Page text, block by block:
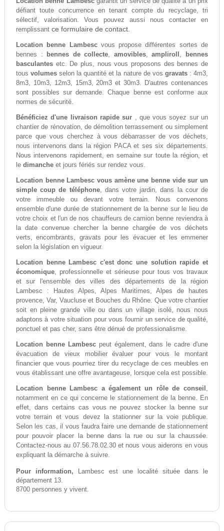
défiant toute concurrence en tenant compte du recyclage, tri
sélectif, valorisation. Vous pouvez aussi nous contacter en
remplissant ce formulaire de contact.
Location benne Lambescvous propose différentes sortes de
bennes :
bennes de collecte, amovibles,ampliroll ,
bennes
basculantesetc. De plus, nous vous proposons des bennes de
tousvolumes selon la quantité et la nature de vos gravats: 4m3,
8m3, 10m3, 12m3, 15m3, 20m3 et 30m3. D'autres contenances
sont possibles sur demande. Chaque benne est conforme aux
normes de sécurité.
Bénéficiez d'une livraison rapide sur , que vous soyez sur un
chantier de rénovation, de démolition terrassement ou simplement
parce que vous cherchez à vous débarrasser de vos déchets,
nous intervenons dans la région PACA et ses six départements.
Nous intervenons rapidement, en semaine sur toute la région, et
le dimancheet jours fériés sur rendez vous.
Location benne Lambesc vous amène une benne vide sur un
simple coup de téléphone, dans votre jardin, dans la cour de
votre immeuble ou devant votre terrain. Nous convenons
ensemble d'une durée de stationnement de la benne sur le lieu de
votre choix et l'un de nos chauffeurs de camion benne reviendra à
la date convenue chercher la benne chargée de vos déchets
verts, encombrants, gravats pour les évacuer et les emmener
selon la législation en vigueur.
Location benne Lambesc c'est donc une solution rapide et
économique, professionnelle et sérieuse pour tous vos travaux
et sur l'ensemble des villes des départements de la région
Lambesc : Hautes Alpes, Alpes Maritimes, Alpes de hautes
provence, Var, Vaucluse et Bouches du Rhône. Que votre chantier
soit en pleine grande ville ou dans un village isolé, nous nous
adaptons à votre situation pour vous fournir un service de qualité,
ponctuel et pas cher, sans être dénué de professionalisme.
Location benne Lambescpeut également, dans le cadre d'une
évacuation de vieux mobilier évaluer pour vous le montant
financier que vous pourriez tirer du recyclage de ces meubles en
vous établissant une offre avantageuse, lorsque cela est possible.
Location benne Lambesc a également un rôle de conseil ,
notamment en ce qui concerne le stationnement de la benne. En
effet, dans certains cas vous ne pouvez stocker la benne sur
votre terrain et vous devez la stationner sur la voie publique.
Selon les cas, il vous faudra faire une demande de stationnement
pour pouvoir placer la benne dans la rue ou sur la chaussée.
Contactez-nous au 07.56.78.02.30 et nous vous aiderons en vous
expliquant la démarche à suivre.
Pour information, Lambesc est une localité située dans le
département 13.
8700 personnes y vivent.